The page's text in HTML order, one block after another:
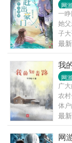
网
一
她
子
妹
夫
她
出
做
被
都
散
之
意
最新
我
网
广
农
体
轻
设
最新
网